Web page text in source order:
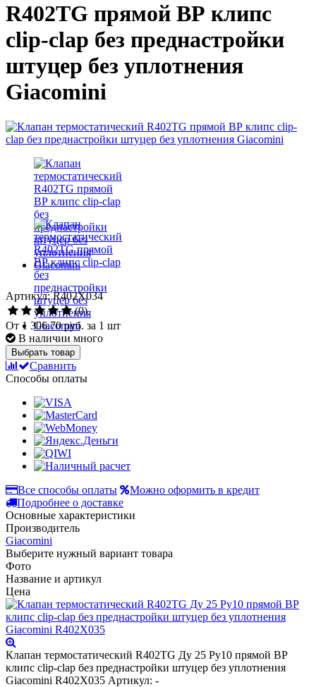
R402TG прямой ВР клипс
clip-clap без преднастройки
штуцер без уплотнения
Giacomini
Артикул: R402X034
(0)
От 1 306.70 руб. за 1 шт
В наличии много
Выбрать товар
Сравнить
Способы оплаты
Все способы оплаты
Можно оформить в кредит
Подробнее о доставке
Основные характеристики
Производитель
Giacomini
Выберите нужный вариант товара
Фото
Название и артикул
Цена
Клапан термостатический R402TG Ду 25 Ру10 прямой ВР
клипс clip-clap без преднастройки штуцер без уплотнения
Giacomini R402X035 Артикул: -